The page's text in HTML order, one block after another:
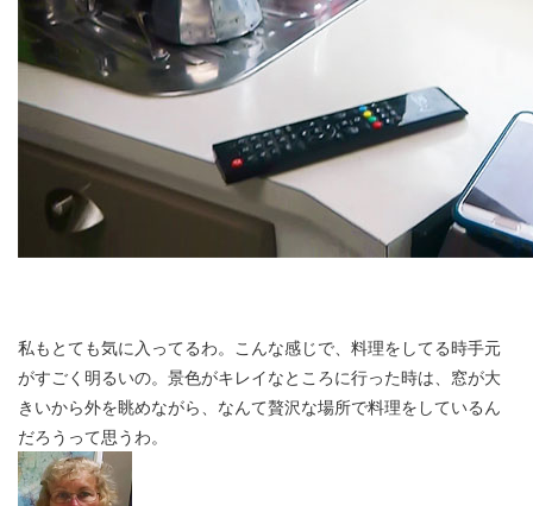
私もとても気に入ってるわ。こんな感じで、料理をしてる時手元
がすごく明るいの。景色がキレイなところに行った時は、窓が大
きいから外を眺めながら、なんて贅沢な場所で料理をしているん
だろうって思うわ。